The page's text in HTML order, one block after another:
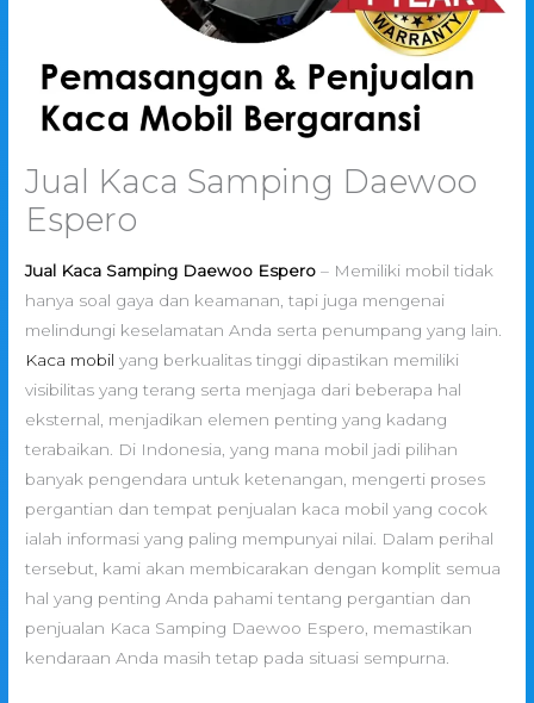
Jual Kaca Samping Daewoo
Espero
Jual Kaca Samping Daewoo Espero – Memiliki mobil tidak
hanya soal gaya dan keamanan, tapi juga mengenai
melindungi keselamatan Anda serta penumpang yang lain.
Kaca mobil yang berkualitas tinggi dipastikan memiliki
visibilitas yang terang serta menjaga dari beberapa hal
eksternal, menjadikan elemen penting yang kadang
terabaikan. Di Indonesia, yang mana mobil jadi pilihan
banyak pengendara untuk ketenangan, mengerti proses
pergantian dan tempat penjualan kaca mobil yang cocok
ialah informasi yang paling mempunyai nilai. Dalam perihal
tersebut, kami akan membicarakan dengan komplit semua
hal yang penting Anda pahami tentang pergantian dan
penjualan Kaca Samping Daewoo Espero, memastikan
kendaraan Anda masih tetap pada situasi sempurna.